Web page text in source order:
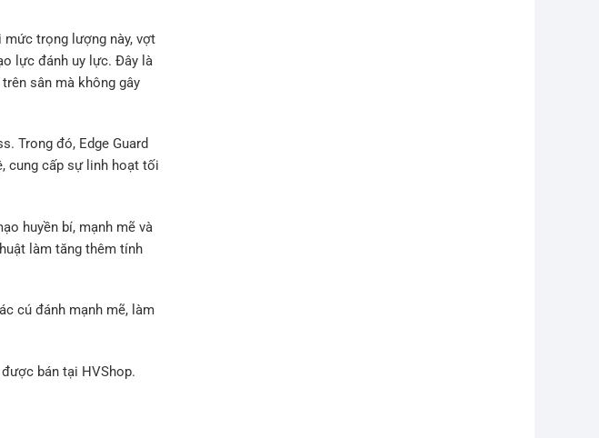
trọng lượng này, vợt
lực đánh uy lực. Đây là
sân mà không gây
Trong đó, Edge Guard
cung cấp sự linh hoạt tối
huyền bí, mạnh mẽ và
làm tăng thêm tính
cú đánh mạnh mẽ, làm
bán tại HVShop.